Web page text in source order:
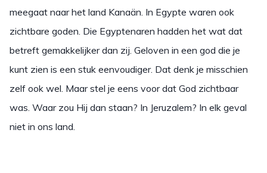
meegaat naar het land Kanaän. In Egypte waren ook
zichtbare goden. Die Egyptenaren hadden het wat dat
betreft gemakkelijker dan zij. Geloven in een god die je
kunt zien is een stuk eenvoudiger. Dat denk je misschien
zelf ook wel. Maar stel je eens voor dat God zichtbaar
was. Waar zou Hij dan staan? In Jeruzalem? In elk geval
niet in ons land.